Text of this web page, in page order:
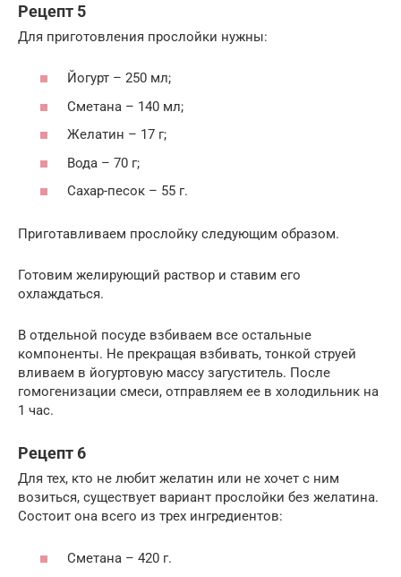
Рецепт 5
Для приготовления прослойки нужны:
Йогурт – 250 мл;
Сметана – 140 мл;
Желатин – 17 г;
Вода – 70 г;
Сахар-песок – 55 г.
Приготавливаем прослойку следующим образом.
Готовим желирующий раствор и ставим его
охлаждаться.
В отдельной посуде взбиваем все остальные
компоненты. Не прекращая взбивать, тонкой струей
вливаем в йогуртовую массу загуститель. После
гомогенизации смеси, отправляем ее в холодильник на
1 час.
Рецепт 6
Для тех, кто не любит желатин или не хочет с ним
возиться, существует вариант прослойки без желатина.
Состоит она всего из трех ингредиентов:
Сметана – 420 г.